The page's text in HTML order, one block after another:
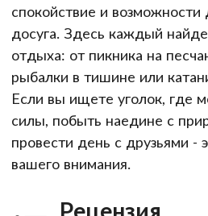
спокойствие и возможности
досуга. Здесь каждый
отдыха: от пикника на
рыбалки в тишине или
Если вы ищете уголок, где
силы, побыть наедине с
провести день с друзьями -
вашего внимания.
Рецензия